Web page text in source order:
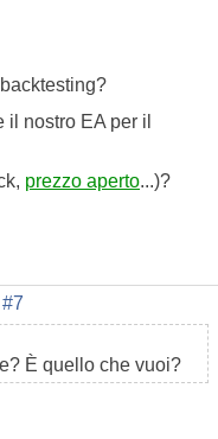
nostro EA per il
prezzo aperto...)?
#7
È quello che vuoi?